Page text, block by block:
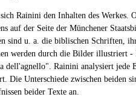
Rainini den Inhalten des Werkes.
auf der Seite der Münchener
sind u. a. die biblischen Schriften,
werden durch die Bilder illustriert
Rainini analysiert
Die Unterschiede zwischen beiden
beider Texte an.